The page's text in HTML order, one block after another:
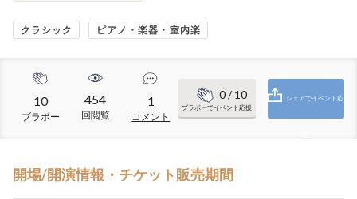
クラシック ピアノ・楽器・室内楽
10
ブラボー
454
回閲覧
1
コメント
0/ 10
ブラボーでイベント応援
シェアでイベント応
開場/開演情報・チケット販売期間